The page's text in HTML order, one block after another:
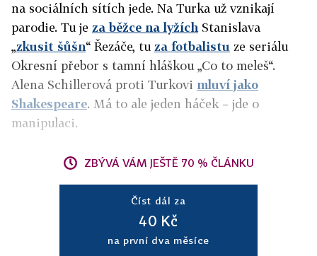
na sociálních sítích jede. Na Turka už vznikají
parodie. Tu je za běžce na lyžích Stanislava
„zkusit šůšn“ Řezáče, tu za fotbalistu ze seriálu
Okresní přebor s tamní hláškou „Co to meleš“.
Alena Schillerová proti Turkovi mluví jako
Shakespeare. Má to ale jeden háček – jde o
manipulaci.
ZBÝVÁ VÁM JEŠTĚ 70 % ČLÁNKU
Číst dál za
40 Kč
na první dva měsíce